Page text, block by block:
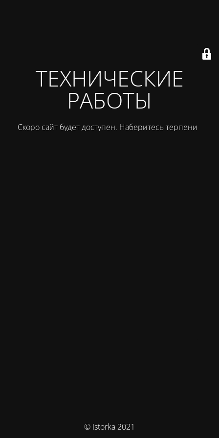
ТЕХНИЧЕСКИЕ
РАБОТЫ
Скоро сайт будет доступен. Наберитесь терпения
© Istorka 2021